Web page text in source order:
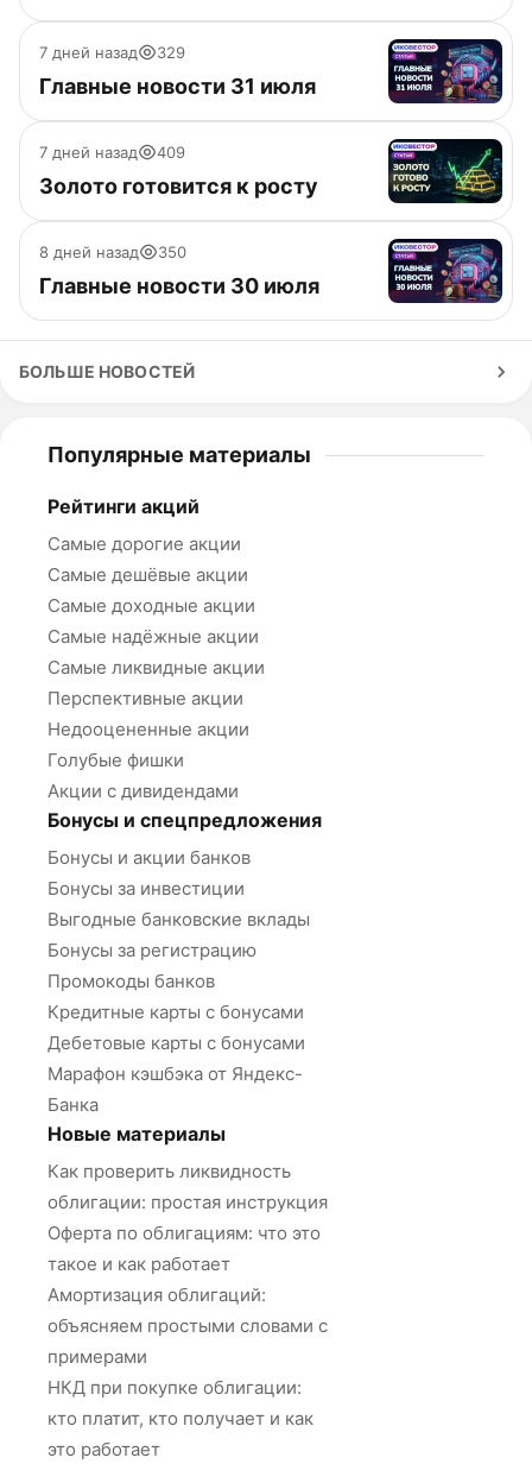
7 дней назад 329
Главные новости 31 июля
7 дней назад 409
Золото готовится к росту
8 дней назад 350
Главные новости 30 июля
БОЛЬШЕ НОВОСТЕЙ
Популярные материалы
Рейтинги акций
Самые дорогие акции
Самые дешёвые акции
Самые доходные акции
Самые надёжные акции
Самые ликвидные акции
Перспективные акции
Недооцененные акции
Голубые фишки
Акции с дивидендами
Бонусы и спецпредложения
Бонусы и акции банков
Бонусы за инвестиции
Выгодные банковские вклады
Бонусы за регистрацию
Промокоды банков
Кредитные карты с бонусами
Дебетовые карты с бонусами
Марафон кэшбэка от Яндекс-
Банка
Новые материалы
Как проверить ликвидность
облигации: простая инструкция
Оферта по облигациям: что это
такое и как работает
Амортизация облигаций:
объясняем простыми словами с
примерами
НКД при покупке облигации:
кто платит, кто получает и как
это работает